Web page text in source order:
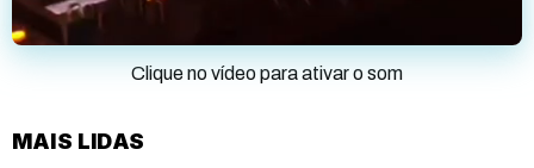
Clique no vídeo para ativar o som
MAIS LIDAS